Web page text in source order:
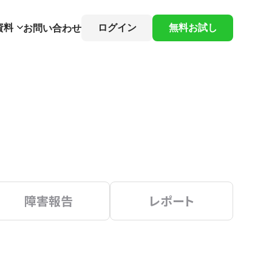
料 お問い合わせ ログイン 無料お試し
障害報告 レポート